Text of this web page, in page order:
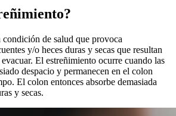
de salud que provoca
y/o heces duras y secas que resultan
El estreñimiento ocurre cuando las
despacio y permanecen en el colon
El colon entonces absorbe demasiada
y secas.